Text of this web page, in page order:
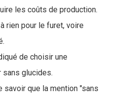
les coûts de production.
rien pour le furet, voire
de choisir une
sans glucides.
savoir que la mention "sans